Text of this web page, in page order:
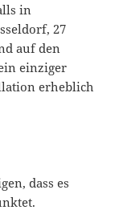
in
27
auf den
einziger
erheblich
dass es